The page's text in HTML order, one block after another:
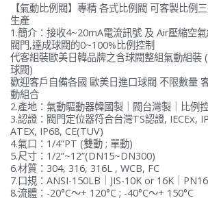
【氣動比例閥】專精 各式比例閥 可客製比例
生產
1.簡介：接收4~20mA電流訊號 及 Air壓縮空
閥門,達成球閥的0~100%比例控制
代客組裝歐美日韓品牌之含球閥整組氣動組裝
球閥)
歡迎客戶自備各國 歐美日進口球閥 不限數量
動組合
2.產地：氣動驅動器韓國製｜閥台灣製｜比例
3.認證：閥門定位器符合台灣TS認證, IECEx,
ATEX, IP68, CE(TUV)
4.氣口：1/4”PT (雙動 ; 單動)
5.尺寸：1/2”~12”(DN15~DN300)
6.材質：304, 316, 316L , WCB, FC
7.口規：ANSI-150LB｜JIS-10K or 16K｜PN16
8.流體：-20°C〜+ 120°C ; -40°C〜+ 150°C